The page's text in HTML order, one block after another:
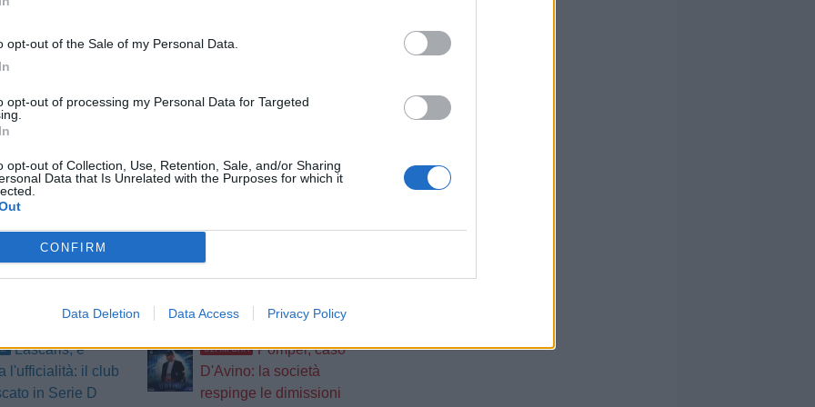
opt-out of the Sale of my Personal Data.
opt-out of processing my Personal Data for Targeted
opt-out of Collection, Use, Retention, Sale, and/or Sharing
Data that Is Unrelated with the Purposes for which it
CONFIRM
Data Deletion Data Access Privacy Policy
- Primo Piano
calciatori
Livorno ho dato tutto. Sto
Eusepi:
importante.
Non è dipeso da
UFFICIALE
L'Aquila,
cessione in prestito per
Sanremese,
colpo in attacco:
tutti i gironi della
Lascaris, è
l'ufficialità: il club
in Serie D
ULTIM'ORA
Pompei, caso
D'Avino: la società
respinge le dimissioni